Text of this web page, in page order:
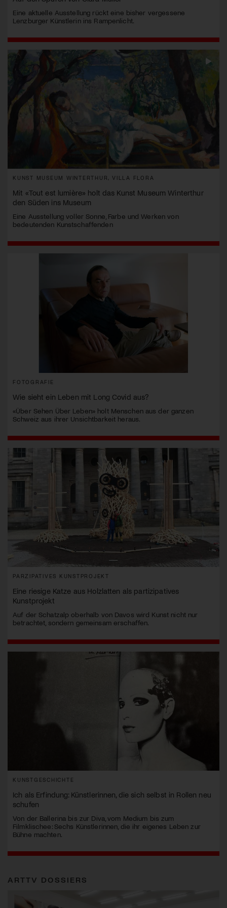
Eine aktuelle Ausstellung rückt eine bisher vergessene
Lenzburger Künstlerin ins Rampenlicht.
KUNST MUSEUM WINTERTHUR, VILLA FLORA
Mit «Tout est lumière» holt das Kunst Museum Winterthur
den Süden ins Museum
Eine Ausstellung voller Sonne, Farbe und Werken von
bedeutenden Kunstschaffenden
FOTOGRAFIE
Wie sieht ein Leben mit Long Covid aus?
«Über Sehen Über Leben» holt Menschen aus der ganzen
Schweiz aus ihrer Unsichtbarkeit heraus.
PARZIPATIVES KUNSTPROJEKT
Eine riesige Katze aus Holzlatten als partizipatives
Kunstprojekt
Auf der Schatzalp oberhalb von Davos wird Kunst nicht nur
betrachtet, sondern gemeinsam erschaffen.
KUNSTGESCHICHTE
Ich als Erfindung: Künstlerinnen, die sich selbst in Rollen neu
schufen
Von der Ballerina bis zur Diva, vom Medium bis zum
Filmklischee: Sechs Künstlerinnen, die ihr eigenes Leben zur
Bühne machten.
ARTTV DOSSIERS